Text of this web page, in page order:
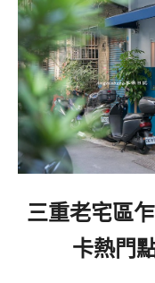
三重老宅區
卡熱門